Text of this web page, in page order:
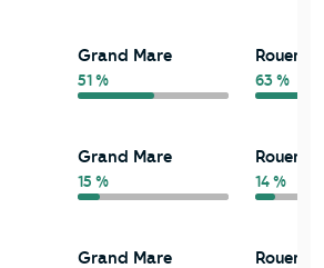
Grand Mare
51 %
Rouen
63 %
Grand Mare
15 %
Rouen
14 %
Grand Mare
Rouen